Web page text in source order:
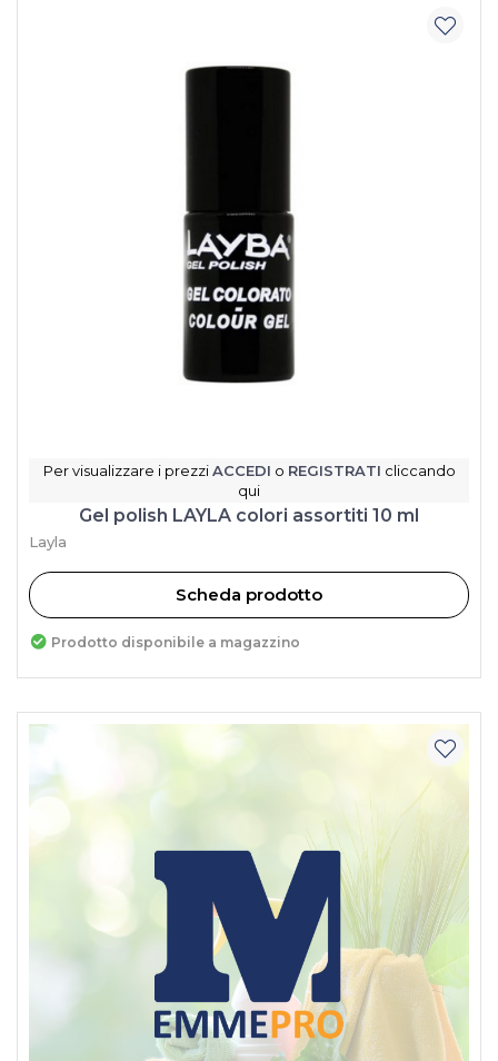
Per visualizzare i prezziACCEDI o REGISTRATI cliccando
qui
Gel polish LAYLA colori assortiti 10 ml
Layla
Scheda prodotto
Prodotto disponibile a magazzino